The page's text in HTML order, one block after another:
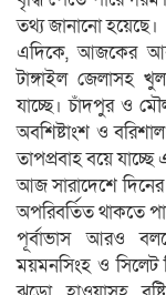
তথ্য জানানো হয়েছে।
এদিকে, আজকের
টাঙ্গাইল জেলাসহ
যাচ্ছে। চাঁদপুর ও
অবশিষ্টাংশ ও
তাপপ্রবাহ বয়ে
আজ সারাদেশে দিনের
অপরিবর্তিত থাকতে
পূর্বাভাস আরও
ময়মনসিংহ ও সিলেট